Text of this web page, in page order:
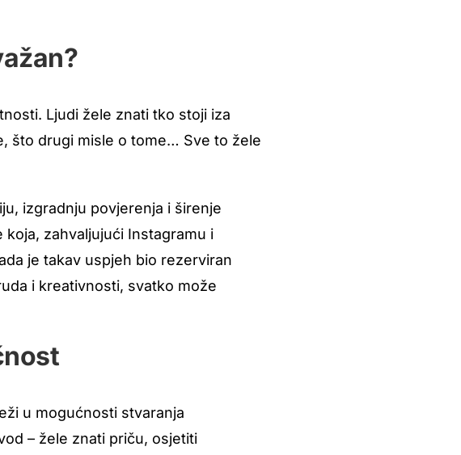
Ljudi žele znati tko stoji iza
što drugi misle o tome… Sve to žele
izgradnju povjerenja i širenje
koja, zahvaljujući Instagramu i
je takav uspjeh bio rezerviran
i kreativnosti, svatko može
u mogućnosti stvaranja
– žele znati priču, osjetiti